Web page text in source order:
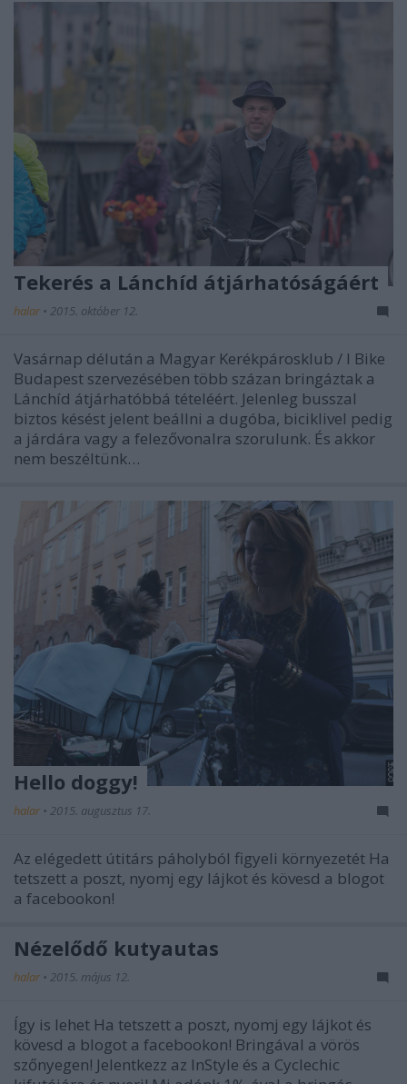
Tekerés a Lánchíd átjárhatóságáért
halar • 2015. október 12.
Vasárnap délután a Magyar Kerékpárosklub / I Bike
Budapest szervezésében több százan bringáztak a
Lánchíd átjárhatóbbá tételéért. Jelenleg busszal
biztos késést jelent beállni a dugóba, biciklivel pedig
a járdára vagy a felezővonalra szorulunk. És akkor
nem beszéltünk…
Hello doggy!
halar • 2015. augusztus 17.
Az elégedett útitárs páholyból figyeli környezetét Ha
tetszett a poszt, nyomj egy lájkot és kövesd a blogot
a facebookon!
Nézelődő kutyautas
halar • 2015. május 12.
Így is lehet Ha tetszett a poszt, nyomj egy lájkot és
kövesd a blogot a facebookon! Bringával a vörös
szőnyegen! Jelentkezz az InStyle és a Cyclechic